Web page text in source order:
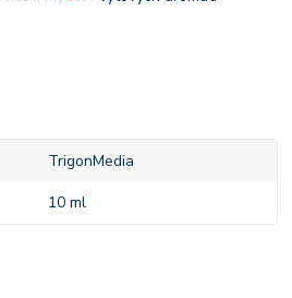
TrigonMedia
10 ml